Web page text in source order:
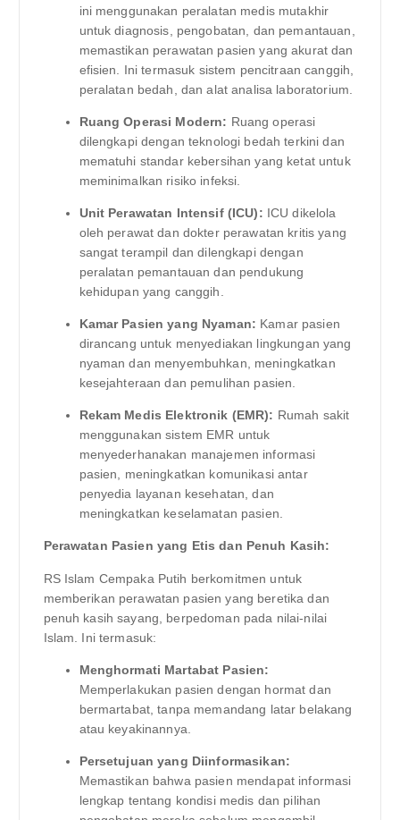
ini menggunakan peralatan medis mutakhir
untuk diagnosis, pengobatan, dan pemantauan,
memastikan perawatan pasien yang akurat dan
efisien. Ini termasuk sistem pencitraan canggih,
peralatan bedah, dan alat analisa laboratorium.
Ruang Operasi Modern: Ruang operasi
dilengkapi dengan teknologi bedah terkini dan
mematuhi standar kebersihan yang ketat untuk
meminimalkan risiko infeksi.
Unit Perawatan Intensif (ICU): ICU dikelola
oleh perawat dan dokter perawatan kritis yang
sangat terampil dan dilengkapi dengan
peralatan pemantauan dan pendukung
kehidupan yang canggih.
Kamar Pasien yang Nyaman: Kamar pasien
dirancang untuk menyediakan lingkungan yang
nyaman dan menyembuhkan, meningkatkan
kesejahteraan dan pemulihan pasien.
Rekam Medis Elektronik (EMR): Rumah sakit
menggunakan sistem EMR untuk
menyederhanakan manajemen informasi
pasien, meningkatkan komunikasi antar
penyedia layanan kesehatan, dan
meningkatkan keselamatan pasien.
Perawatan Pasien yang Etis dan Penuh Kasih:
RS Islam Cempaka Putih berkomitmen untuk
memberikan perawatan pasien yang beretika dan
penuh kasih sayang, berpedoman pada nilai-nilai
Islam. Ini termasuk:
Menghormati Martabat Pasien:
Memperlakukan pasien dengan hormat dan
bermartabat, tanpa memandang latar belakang
atau keyakinannya.
Persetujuan yang Diinformasikan:
Memastikan bahwa pasien mendapat informasi
lengkap tentang kondisi medis dan pilihan